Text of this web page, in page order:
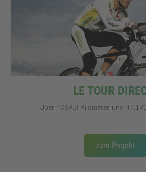
LE TOUR
Über 4069.8 Kilometer und
zum Projekt